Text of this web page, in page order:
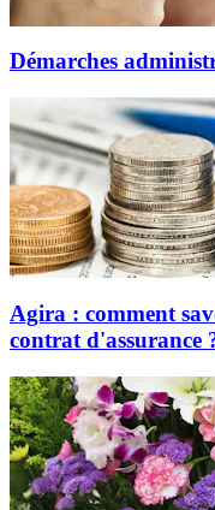
Démarches
Agira : comment
contrat d'assurance